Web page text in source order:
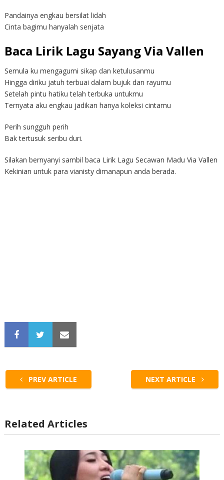
Pandainya engkau bersilat lidah
Cinta bagimu hanyalah senjata
Baca Lirik Lagu Sayang Via Vallen
Semula ku mengagumi sikap dan ketulusanmu
Hingga diriku jatuh terbuai dalam bujuk dan rayumu
Setelah pintu hatiku telah terbuka untukmu
Ternyata aku engkau jadikan hanya koleksi cintamu
Perih sungguh perih
Bak tertusuk seribu duri.
Silakan bernyanyi sambil baca Lirik Lagu Secawan Madu Via Vallen
Kekinian untuk para vianisty dimanapun anda berada.
PREV ARTICLE NEXT ARTICLE
Related Articles